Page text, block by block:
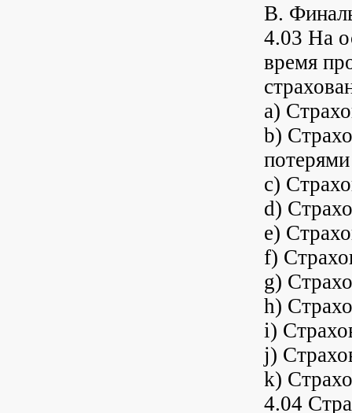
B.
4.03 На
время
a)
b)
потерями
c)
d)
e)
f)
g)
h)
i)
j)
k)
4.04